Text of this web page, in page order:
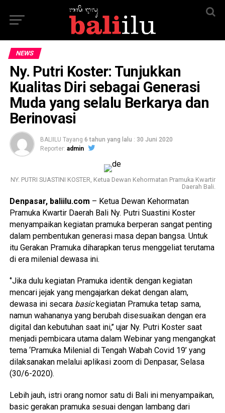
NEWS
Ny. Putri Koster: Tunjukkan
Kualitas Diri sebagai Generasi
Muda yang selalu Berkarya dan
Berinovasi
BALIILU Tayang 6 tahun yang lalu : 30 Juni 2020
Reporter: admin
NY. PUTRI SUASTINI KOSTER, Ketua Dewan Kehormatan Pramuka Kwartir
Daerah Bali.
Denpasar, baliilu.com – Ketua Dewan Kehormatan
Pramuka Kwartir Daerah Bali Ny. Putri Suastini Koster
menyampaikan kegiatan pramuka berperan sangat penting
dalam pembentukan generasi masa depan bangsa. Untuk
itu Gerakan Pramuka diharapkan terus menggeliat terutama
di era milenial dewasa ini.
‘’Jika dulu kegiatan Pramuka identik dengan kegiatan
mencari jejak yang mengajarkan dekat dengan alam,
dewasa ini secara basickegiatan Pramuka tetap sama,
namun wahananya yang berubah disesuaikan dengan era
digital dan kebutuhan saat ini,’’ ujar Ny. Putri Koster saat
menjadi pembicara utama dalam Webinar yang mengangkat
tema ‘Pramuka Milenial di Tengah Wabah Covid 19’ yang
dilaksanakan melalui aplikasi zoom di Denpasar, Selasa
(30/6-2020).
Lebih jauh, istri orang nomor satu di Bali ini menyampaikan,
basic gerakan pramuka sesuai dengan lambang dari